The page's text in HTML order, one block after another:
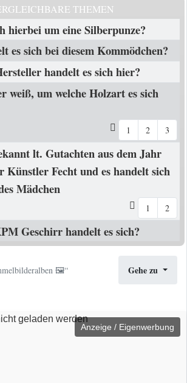
THEMEN
hierbei um eine Silberpunze?
es sich bei diesem Kommödchen?
handelt es sich hier?
weiß, um welche Holzart es sich
1 2 3
lt. Gutachten aus dem Jahr
Künstler Fecht und es handelt sich
Mädchen
1 2
Geschirr handelt es sich?
🖼️“ Gehe zu
Anzeige / Eigenwerbung